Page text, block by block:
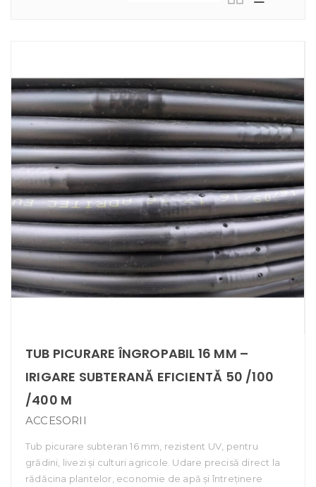
TUB PICURARE ÎNGROPABIL 16 MM –
IRIGARE SUBTERANĂ EFICIENTĂ 50 /100
/400 M
ACCESORII
Tub picurare subteran 16 mm, rezistent UV, pentru
grădini, livezi și culturi agricole. Udare precisă direct la
rădăcina plantelor, economie de apă și întreținere